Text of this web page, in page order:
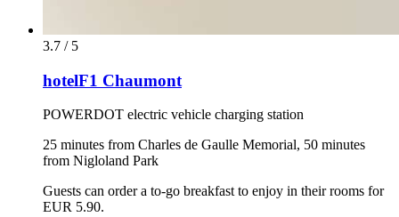
3.7 / 5
hotelF1 Chaumont
POWERDOT electric vehicle charging station
25 minutes from Charles de Gaulle Memorial, 50 minutes
from Nigloland Park
Guests can order a to-go breakfast to enjoy in their rooms for
EUR 5.90.